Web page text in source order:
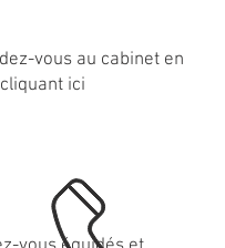
vous au cabinet en
cliquant ici